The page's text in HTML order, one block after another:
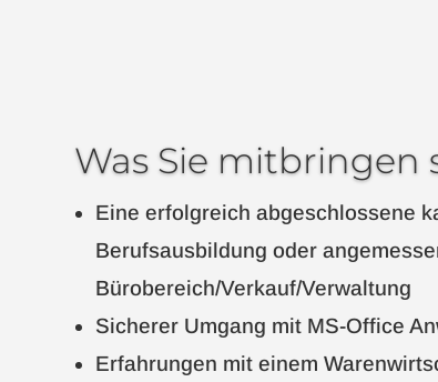
Was Sie mitbringen
Eine erfolgreich abgeschlossene
Berufsausbildung oder
Bürobereich/Verkauf/Verwaltung
Sicherer Umgang mit MS-Office
Erfahrungen mit einem